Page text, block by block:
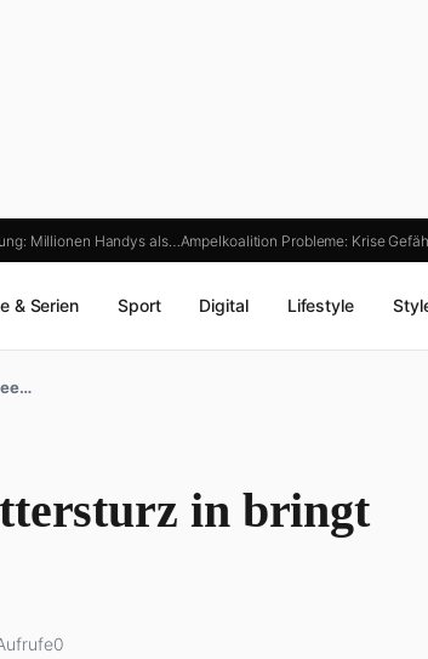
Millionen Handys als… Ampelkoalition Probleme: Krise
& Serien Sport Digital Lifestyle
in bringt
0